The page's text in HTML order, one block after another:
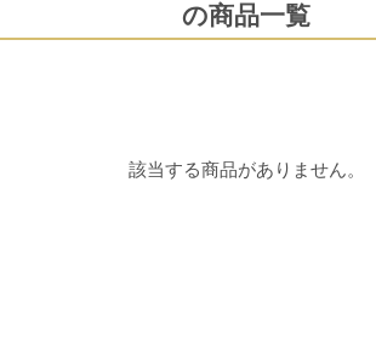
の商品一覧
該当する商品がありません。